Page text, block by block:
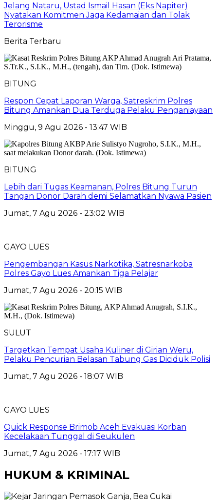
Jelang Nataru, Ustad Ismail Hasan (Eks Napiter)
Nyatakan Komitmen Jaga Kedamaian dan Tolak
Terorisme
Berita Terbaru
BITUNG
​Respon Cepat Laporan Warga, Satreskrim Polres
Bitung Amankan Dua Terduga Pelaku Penganiayaan
Minggu, 9 Agu 2026 - 13:47 WIB
BITUNG
Lebih dari Tugas Keamanan, Polres Bitung Turun
Tangan Donor Darah demi Selamatkan Nyawa Pasien
Jumat, 7 Agu 2026 - 23:02 WIB
GAYO LUES
Pengembangan Kasus Narkotika, Satresnarkoba
Polres Gayo Lues Amankan Tiga Pelajar
Jumat, 7 Agu 2026 - 20:15 WIB
SULUT
Targetkan Tempat Usaha Kuliner di Girian Weru,
Pelaku Pencurian Belasan Tabung Gas Diciduk Polisi
Jumat, 7 Agu 2026 - 18:07 WIB
GAYO LUES
Quick Response Brimob Aceh Evakuasi Korban
Kecelakaan Tunggal di Seukulen
Jumat, 7 Agu 2026 - 17:17 WIB
HUKUM & KRIMINAL